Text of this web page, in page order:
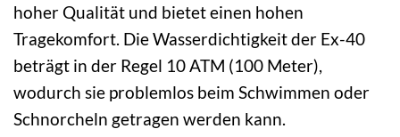
hoher Qualität und bietet einen hohen
Tragekomfort. Die Wasserdichtigkeit der Ex-40
beträgt in der Regel 10 ATM (100 Meter),
wodurch sie problemlos beim Schwimmen oder
Schnorcheln getragen werden kann.